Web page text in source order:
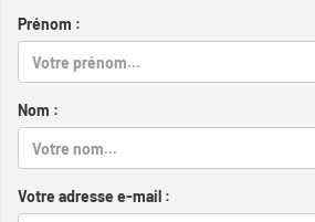
Prénom :
Nom :
Votre adresse e-mail :